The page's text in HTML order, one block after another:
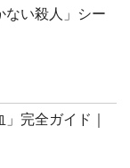
い殺人」シー
完全ガイド｜